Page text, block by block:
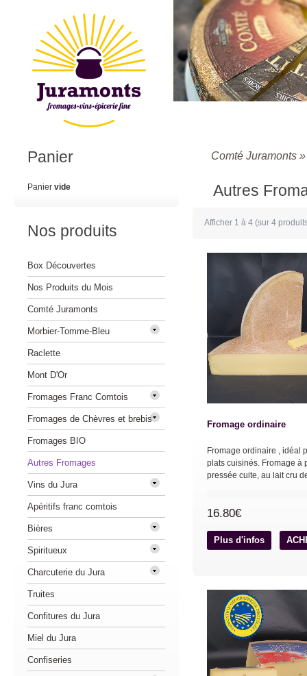
Comté Juramonts
Autres
Afficher 1 à 4 (sur 4
Fromage ordinaire
Fromage ordinaire , idéal
plats cuisinés. Fromage à
pressée cuite, au lait cru
16.80€
Plus d'infos
Panier
Panier vide
Nos produits
Box Découvertes
Nos Produits du Mois
Comté Juramonts
Morbier-Tomme-Bleu
Raclette
Mont D'Or
Fromages Franc Comtois
Fromages de Chèvres et brebis
Fromages BIO
Autres Fromages
Vins du Jura
Apéritifs franc comtois
Bières
Spiritueux
Charcuterie du Jura
Truites
Confitures du Jura
Miel du Jura
Confiseries